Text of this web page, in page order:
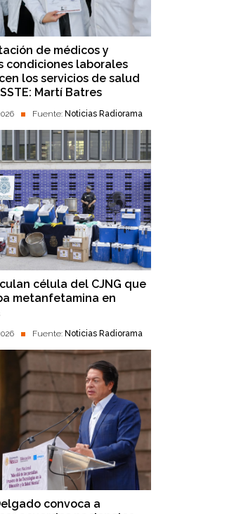
de médicos y
condiciones laborales
los servicios de salud
Martí Batres
Fuente: Noticias Radiorama
célula del CJNG que
metanfetamina en
Fuente: Noticias Radiorama
convoca a